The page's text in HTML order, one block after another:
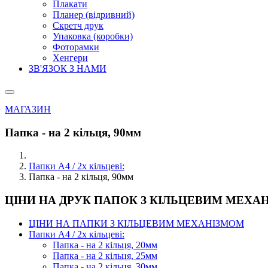
Плакати
Планер (відривний)
Скретч друк
Упаковка (коробки)
Фоторамки
Хенгери
ЗВ'ЯЗОК З НАМИ
МАГАЗИН
Папка - на 2 кільця, 90мм
Папки А4 / 2х кільцеві:
Папка - на 2 кільця, 90мм
ЦІНИ НА ДРУК ПАПОК З КІЛЬЦЕВИМ
ЦІНИ НА ПАПКИ З КІЛЬЦЕВИМ МЕХАНІЗМОМ
Папки А4 / 2х кільцеві:
Папка - на 2 кільця, 20мм
Папка - на 2 кільця, 25мм